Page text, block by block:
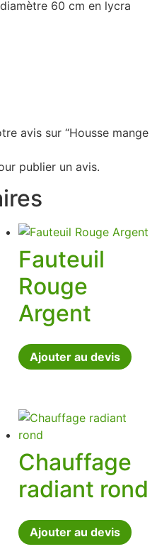
60 cm en lycra
avis sur “Housse mange
publier un avis.
Fauteuil
Rouge
Argent
Ajouter au devis
Chauffage
radiant rond
Ajouter au devis